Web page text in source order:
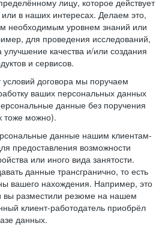
лицу, которое действует
в наших интересах. Делаем это,
необходимым уровнем знаний или
для проведения исследований,
качества и/или создания
и сервисов.
условий договора мы поручаем
ваших персональных данных
данные без поручения
тоже можно).
данные нашим клиентам-
предоставления возможности
или иного вида занятости.
данные трансгранично, то есть
вашего нахождения. Например, это
вы разместили резюме на нашем
клиент-работодатель приобрёл
данных.